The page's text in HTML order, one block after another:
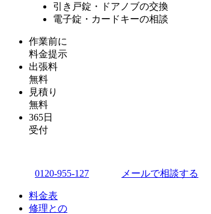
引き戸錠・ドアノブの交換
電子錠・カードキーの相談
作業前に
料金提示
出張料
無料
見積り
無料
365日
受付
0120-955-127 メールで相談する
料金表
修理との